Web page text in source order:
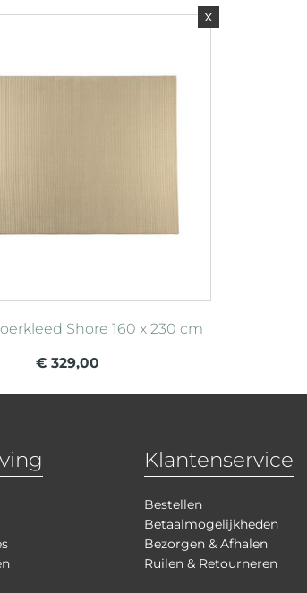
Shore 160 x 230 cm
€ 329,00
x
Klantenservice
Bestellen
Betaalmogelijkheden
Bezorgen & Afhalen
Ruilen & Retourneren